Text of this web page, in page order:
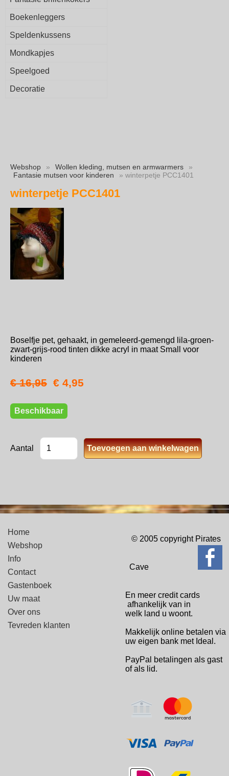
Boekenleggers
Speldenkussens
Mondkapjes
Speelgoed
Decoratie
Webshop » Wollen kleding, mutsen en armwarmers
»
Fantasie mutsen voor kinderen
» winterpetje PCC1401
winterpetje PCC1401
Boselfje pet, gehaakt, in gemeleerd-gemengd lila-groen-
zwart-grijs-rood tinten dikke acryl in maat Small voor
kinderen
€ 16,95 € 4,95
Beschikbaar
Aantal
Home
Webshop
Info
Contact
Gastenboek
Uw maat
Over ons
Tevreden klanten
© 2005 copyright Pirates
Cave
En meer credit cards
afhankelijk van in
welk land u woont.
Makkelijk online betalen via
uw eigen bank met Ideal.
PayPal betalingen als gast
of als lid.